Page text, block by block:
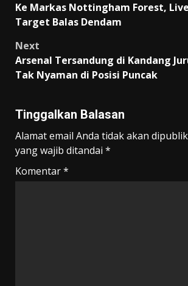
navigation
Ke Markas Nottingham Forest,
Target Balas Dendam
Next
Arsenal Tersandung di Kandang
Tak Nyaman di Posisi Puncak
Tinggalkan Balasan
Alamat email Anda tidak akan
yang wajib ditandai *
Komentar*